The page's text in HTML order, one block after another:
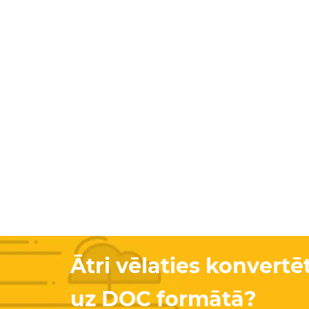
Ātri vēlaties
uz DOC formātā?